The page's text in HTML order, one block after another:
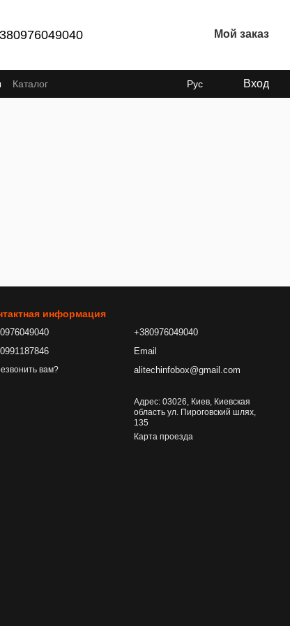
Мой заказ
Каталог Рус Вход
информация
вам?
+380976049040
Email
alitechinfobox@gmail.com
Адрес: 03026, Киев, Киевская
область ул. Пироговский шлях,
135
Карта проезда